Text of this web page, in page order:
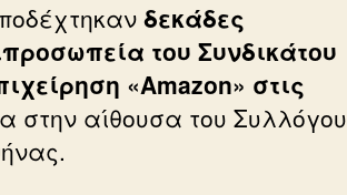
δεκάδες
του Συνδικάτου
«Amazon» στις
στην αίθουσα του Συλλόγου